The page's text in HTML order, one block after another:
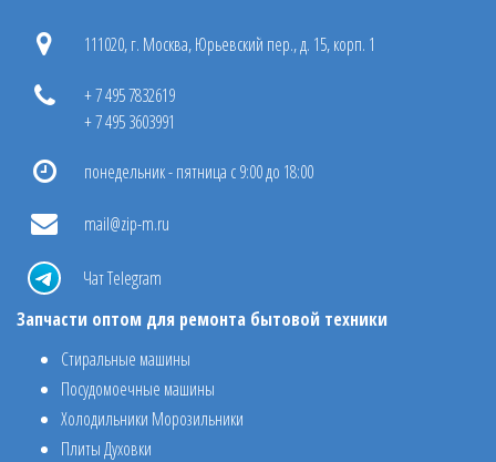
111020, г. Москва, Юрьевский пер., д. 15, корп. 1
+ 7 495 7832619
+ 7 495 3603991
понедельник - пятница с 9:00 до 18:00
mail@zip-m.ru
Чат Telegram
Запчасти оптом для ремонта бытовой техники
Стиральные машины
Посудомоечные машины
Холодильники Морозильники
Плиты Духовки